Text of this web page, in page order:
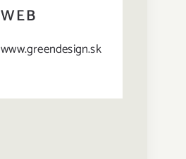
WEB
www.greendesign.sk